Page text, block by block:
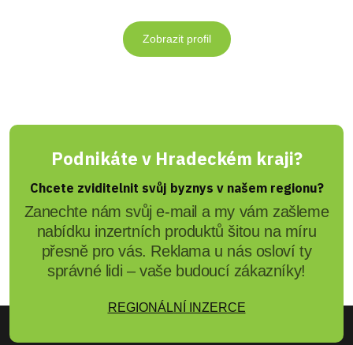
Zobrazit profil
Podnikáte v Hradeckém kraji?
Chcete zviditelnit svůj byznys v našem regionu?
Zanechte nám svůj e-mail a my vám zašleme
nabídku inzertních produktů šitou na míru
přesně pro vás. Reklama u nás osloví ty
správné lidi – vaše budoucí zákazníky!
REGIONÁLNÍ INZERCE